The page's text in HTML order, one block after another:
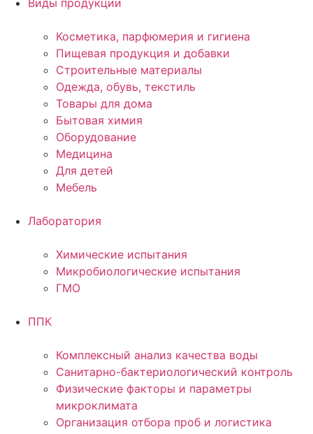
Виды продукции
Косметика, парфюмерия и гигиена
Пищевая продукция и добавки
Строительные материалы
Одежда, обувь, текстиль
Товары для дома
Бытовая химия
Оборудование
Медицина
Для детей
Мебель
Лаборатория
Химические испытания
Микробиологические испытания
ГМО
ППК
Комплексный анализ качества воды
Санитарно-бактериологический контроль
Физические факторы и параметры
микроклимата
Организация отбора проб и логистика